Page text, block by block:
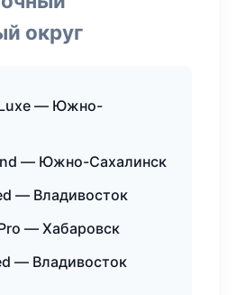
округ
Luxe — Южно-
— Южно-Сахалинск
— Владивосток
— Хабаровск
— Владивосток